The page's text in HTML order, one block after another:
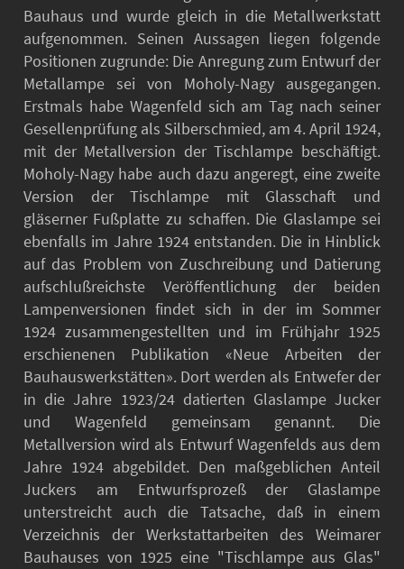
Bauhaus und wurde gleich in die Metallwerkstatt
aufgenommen. Seinen Aussagen liegen folgende
Positionen zugrunde: Die Anregung zum Entwurf der
Metallampe sei von Moholy-Nagy ausgegangen.
Erstmals habe Wagenfeld sich am Tag nach seiner
Gesellenprüfung als Silberschmied, am 4. April 1924,
mit der Metallversion der Tischlampe beschäftigt.
Moholy-Nagy habe auch dazu angeregt, eine zweite
Version der Tischlampe mit Glasschaft und
gläserner Fußplatte zu schaffen. Die Glaslampe sei
ebenfalls im Jahre 1924 entstanden. Die in Hinblick
auf das Problem von Zuschreibung und Datierung
aufschlußreichste Veröffentlichung der beiden
Lampenversionen findet sich in der im Sommer
1924 zusammengestellten und im Frühjahr 1925
erschienenen Publikation «Neue Arbeiten der
Bauhauswerkstätten». Dort werden als Entwefer der
in die Jahre 1923/24 datierten Glaslampe Jucker
und Wagenfeld gemeinsam genannt. Die
Metallversion wird als Entwurf Wagenfelds aus dem
Jahre 1924 abgebildet. Den maßgeblichen Anteil
Juckers am Entwurfsprozeß der Glaslampe
unterstreicht auch die Tatsache, daß in einem
Verzeichnis der Werkstattarbeiten des Weimarer
Bauhauses von 1925 eine "Tischlampe aus Glas"